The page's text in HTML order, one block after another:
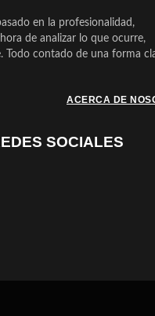
en la profesionalidad,
de analizar lo que ocurre,
Todo contado de una forma
ACERCA DE
SOCIALES